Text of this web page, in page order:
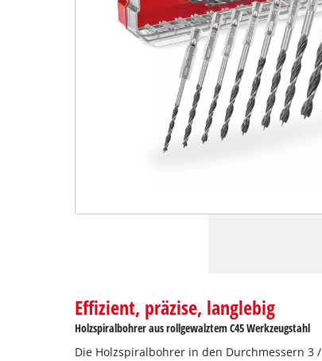
Effizient, präzise, langlebig
Holzspiralbohrer aus rollgewalztem C45 Werkzeugstahl
Die Holzspiralbohrer in den Durchmessern 3